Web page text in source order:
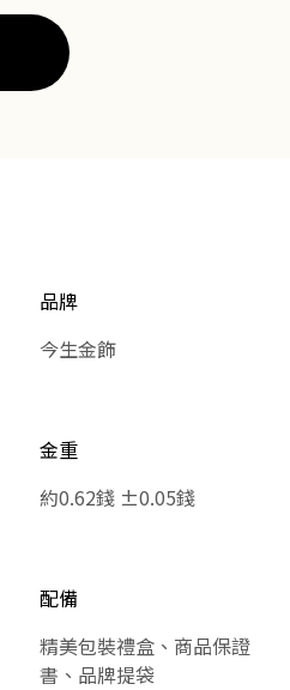
品牌
今生金飾
金重
約0.62錢 ±0.05錢
配備
精美包裝禮盒、商品保證
書、品牌提袋